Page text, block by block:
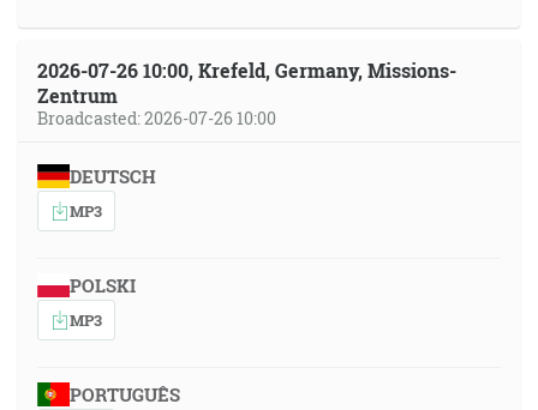
2026-07-26 10:00, Krefeld, Germany, Missions-
Zentrum
Broadcasted: 2026-07-26 10:00
DEUTSCH
MP3
POLSKI
MP3
PORTUGUÊS